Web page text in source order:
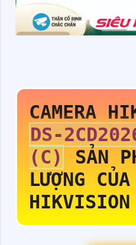
CAMERA
DS-
(C)
SẢN
LƯỢNG CỦA
HIKVISION